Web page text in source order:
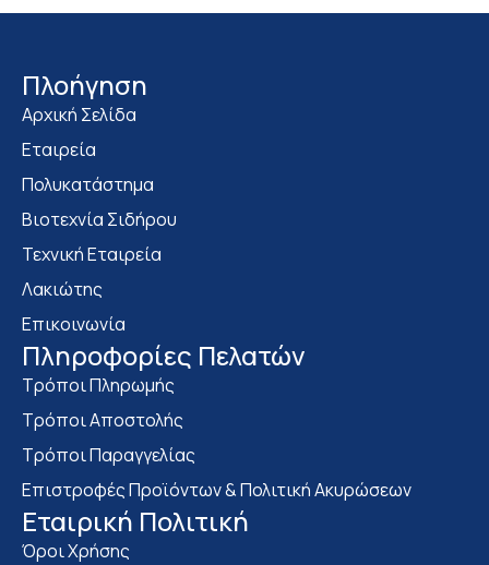
Πλοήγηση
Αρχική Σελίδα
Εταιρεία
Πολυκατάστημα
Bιοτεχνία Σιδήρου
Τεχνική Εταιρεία
Λακιώτης
Επικοινωνία
Πληροφορίες Πελατών
Τρόποι Πληρωμής
Τρόποι Αποστολής
Τρόποι Παραγγελίας
Επιστροφές Προϊόντων & Πολιτική Ακυρώσεων
Eταιρική Πολιτική
Όροι Χρήσης